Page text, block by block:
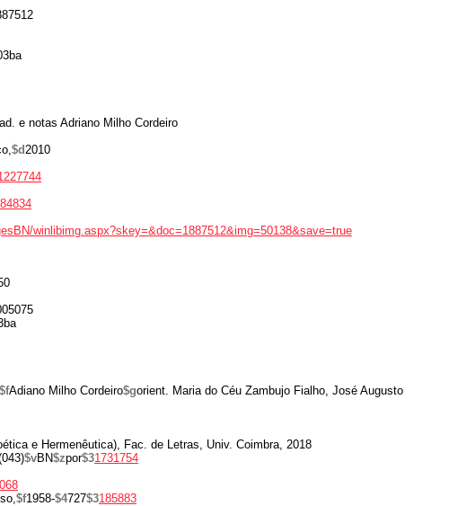
e notas Adriano Milho Cordeiro
$d2010
84834
winlibimg.aspx?skey=&doc=1887512&img=50138&save=true
$fAdiano Milho Cordeiro$gorient. Maria do Céu Zambujo Fialho, José Augusto
e Hermenêutica), Fac. de Letras, Univ. Coimbra, 2018
$vBN$zpor$31731754
$f1958-$4727$3185883